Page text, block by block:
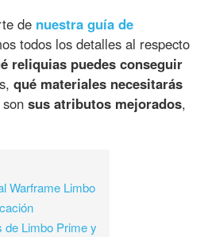
de nuestra guía de
todos los detalles al respecto
reliquias puedes conseguir
qué materiales necesitarás
sonsus atributos mejorados,
Warframe Limbo
de Limbo Prime y